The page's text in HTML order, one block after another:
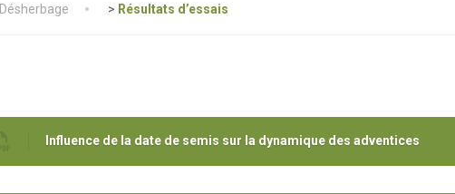
Désherbage > Résultats d’essais
Influence de la date de semis sur la dynamique des adventices